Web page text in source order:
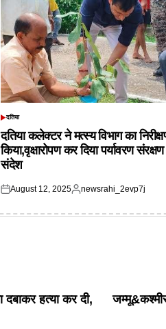
POSTED
दतिया
दतिया कलेक्टर ने मत्स्य विभाग का
किया,वृक्षारोपण कर दिया पर्यावरण
संदेश
Posted
August 12, 2025
Posted
newsrahi_2evp7j
दबाकर हत्या कर दी,